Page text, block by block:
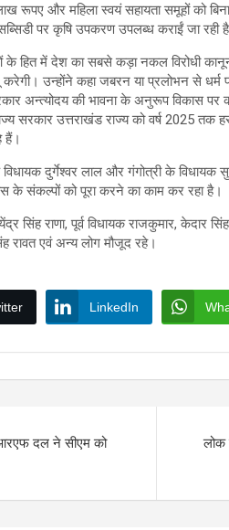
रूपए और महिला स्वयं सहायता समूहों को
पर कृषि उपकरण उपलब्ध कराईं जा रही
हित में देश का सबसे कड़ा नकल विरोधी कानून
उन्होंने कहा जबरन या प्रलोभन से धर्म
अन्त्योदय की भावना के अनुरूप विकास
सरकार उत्तराखंड राज्य को वर्ष 2025 तक
हैं।
दुर्गेश्वर लाल और गंगोत्री के विधायक
संकल्पों को पूरा करने का काम कर रहा है।
सिंह राणा, पूर्व विधायक राजकुमार, केदार
रावत एवं अन्य लोग मौजूद रहे।
LinkedIn
दल ने सीएम को
लोक